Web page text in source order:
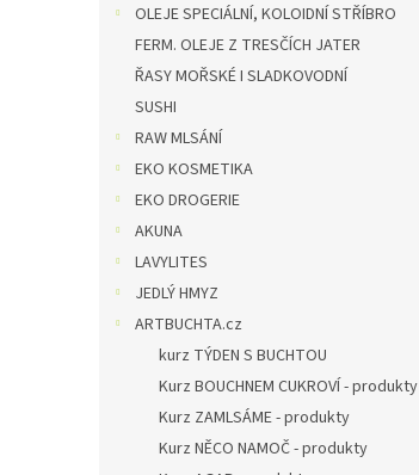
OLEJE SPECIÁLNÍ, KOLOIDNÍ STŘÍBRO
FERM. OLEJE Z TRESČÍCH JATER
ŘASY MOŘSKÉ I SLADKOVODNÍ
SUSHI
RAW MLSÁNÍ
EKO KOSMETIKA
EKO DROGERIE
AKUNA
LAVYLITES
JEDLÝ HMYZ
ARTBUCHTA.cz
kurz TÝDEN S BUCHTOU
Kurz BOUCHNEM CUKROVÍ - produkty
Kurz ZAMLSÁME - produkty
Kurz NĚCO NAMOČ - produkty